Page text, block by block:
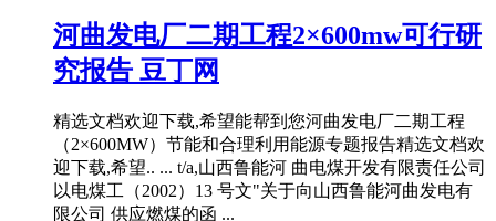
河曲发电厂二期工程2×600mw可行研
究报告 豆丁网
精选文档欢迎下载,希望能帮到您河曲发电厂二期工程
（2×600MW）节能和合理利用能源专题报告精选文档欢
迎下载,希望.. ... t/a,山西鲁能河 曲电煤开发有限责任公司
以电煤工（2002）13 号文"关于向山西鲁能河曲发电有
限公司 供应燃煤的函 ...